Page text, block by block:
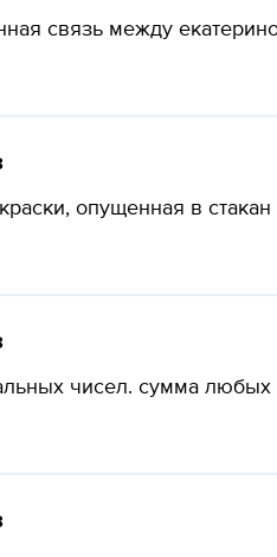
связь между
опущенная в
чисел. сумма